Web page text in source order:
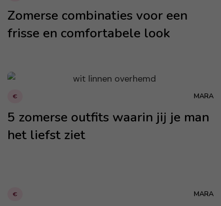
Zomerse combinaties voor een
frisse en comfortabele look
€ MARA
5 zomerse outfits waarin jij je man
het liefst ziet
€ MARA